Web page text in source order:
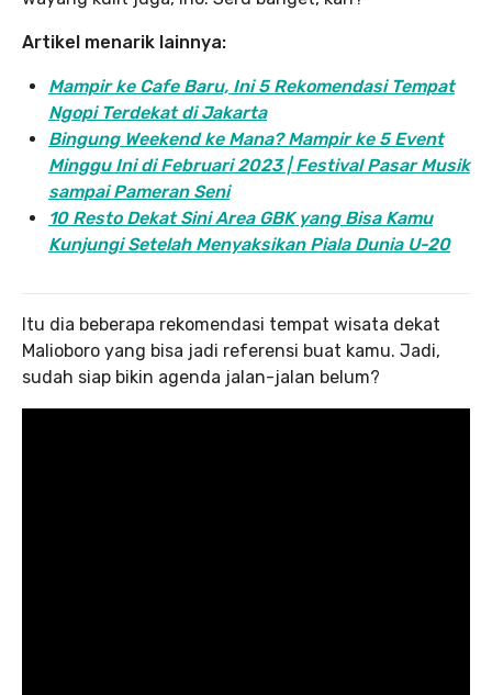
Artikel menarik lainnya:
Mampir ke Cafe Baru, Ini 5 Rekomendasi Tempat
Ngopi Terdekat di Jakarta
Bingung Weekend ke Mana? Mampir ke 5 Event
Minggu Ini di Februari 2023 | Festival Pasar Musik
sampai Pameran Seni
10 Resto Dekat Sini Area GBK yang Bisa Kamu
Kunjungi Setelah Menyaksikan Piala Dunia U-20
Itu dia beberapa rekomendasi tempat wisata dekat
Malioboro yang bisa jadi referensi buat kamu. Jadi,
sudah siap bikin agenda jalan-jalan belum?